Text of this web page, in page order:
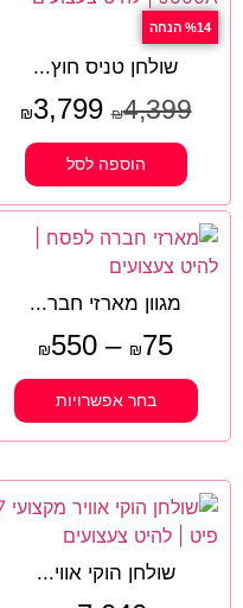
%14 הנחה
שולחן טניס חוץ...
₪4,399
₪3,799
הוספה לסל
מגוון מארזי חבר...
₪75
–
₪550
בחר אפשרויות
שולחן הוקי אווי...